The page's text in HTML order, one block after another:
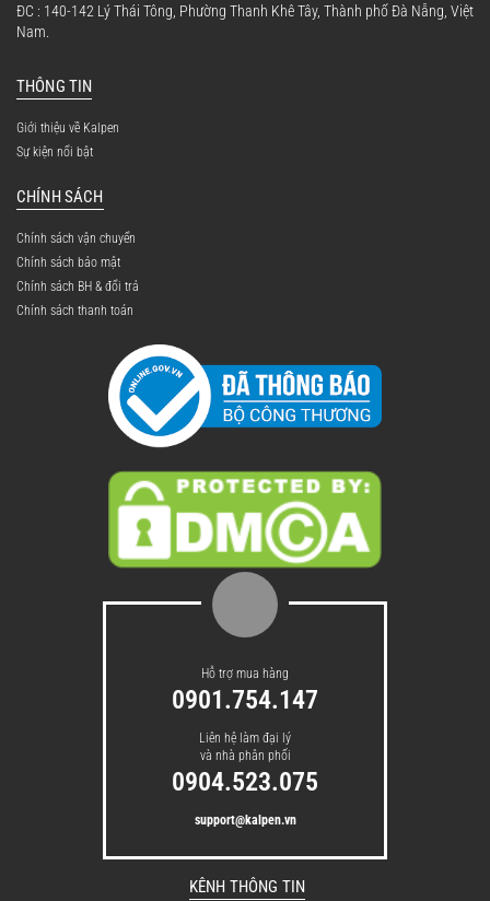
ĐC : 140-142 Lý Thái Tông, Phường Thanh Khê Tây, Thành phố Đà Nẵng, Việt
Nam.
THÔNG TIN
Giới thiệu về Kalpen
Sự kiện nổi bật
CHÍNH SÁCH
Chính sách vận chuyển
Chính sách bảo mật
Chính sách BH & đổi trả
Chính sách thanh toán
Hỗ trợ mua hàng
0901.754.147
Liên hệ làm đại lý
và nhà phân phối
0904.523.075
support@kalpen.vn
KÊNH THÔNG TIN